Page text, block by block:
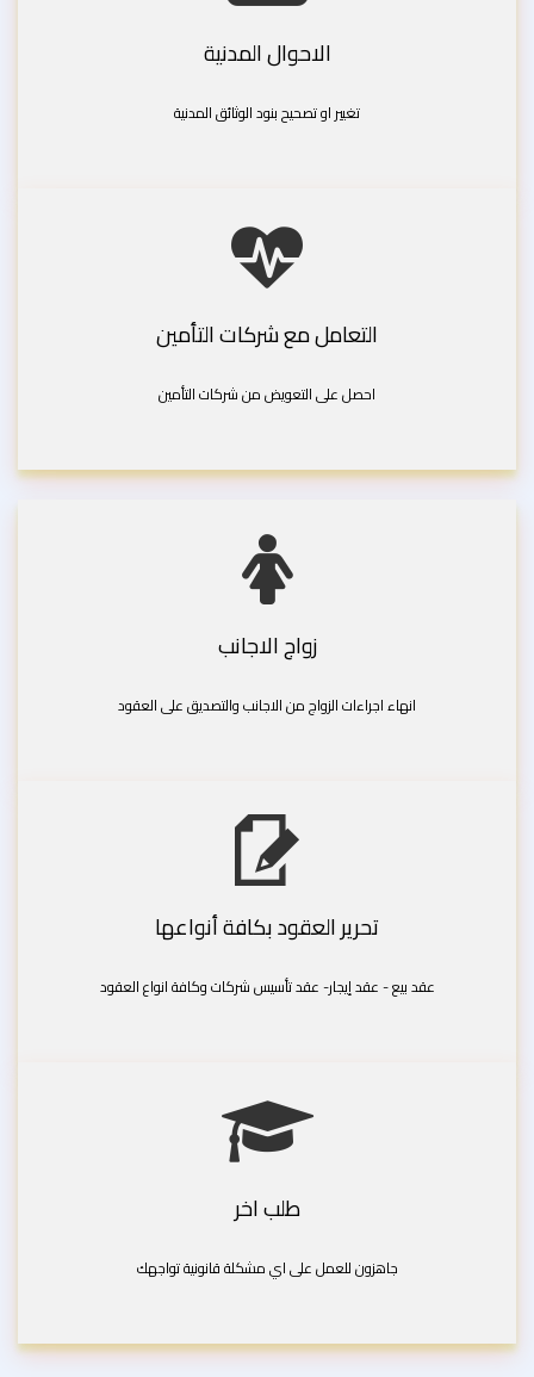
الاحوال المدنية
تغيير او تصحيح بنود الوثائق المدنية
التعامل مع شركات التأمين
احصل على التعويض من شركات التأمين
زواج الاجانب
انهاء اجراءات الزواج من الاجانب والتصديق على العقود
تحرير العقود بكافة أنواعها
عقد بيع - عقد إيجار- عقد تأسيس شركات وكافة انواع العقود
طلب اخر
جاهزون للعمل على اي مشكلة قانونية تواجهك